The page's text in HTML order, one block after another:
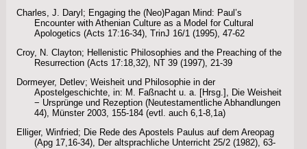
Charles, J. Daryl; Engaging the (Neo)Pagan Mind: Paul’s
Encounter with Athenian Culture as a Model for Cultural
Apologetics (Acts 17:16-34), TrinJ 16/1 (1995), 47-62
Croy, N. Clayton; Hellenistic Philosophies and the Preaching of the
Resurrection (Acts 17:18,32), NT 39 (1997), 21-39
Dormeyer, Detlev; Weisheit und Philosophie in der
Apostelgeschichte, in: M. Faßnacht u. a. [Hrsg.], Die Weisheit
− Ursprünge und Rezeption (Neutestamentliche Abhandlungen
44), Münster 2003, 155-184 (evtl. auch 6,1-8,1a)
Elliger, Winfried; Die Rede des Apostels Paulus auf dem Areopag
(Apg 17,16-34), Der altsprachliche Unterricht 25/2 (1982), 63-